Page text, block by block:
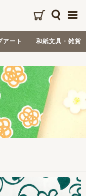
アート 和紙文具・雑貨